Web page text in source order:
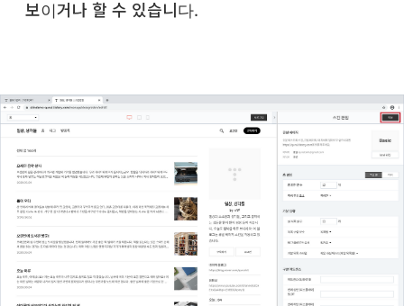
보이거나 할 수 있습니다.